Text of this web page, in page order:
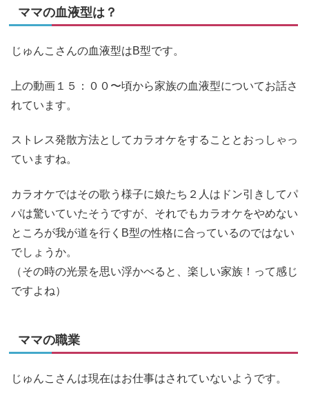
ママの血液型は？
じゅんこさんの血液型はB型です。
上の動画１５：００〜頃から家族の血液型についてお話さ
れています。
ストレス発散方法としてカラオケをすることとおっしゃっ
ていますね。
カラオケではその歌う様子に娘たち２人はドン引きしてパ
パは驚いていたそうですが、それでもカラオケをやめない
ところが我が道を行くB型の性格に合っているのではない
でしょうか。
（その時の光景を思い浮かべると、楽しい家族！って感じ
ですよね）
ママの職業
じゅんこさんは現在はお仕事はされていないようです。